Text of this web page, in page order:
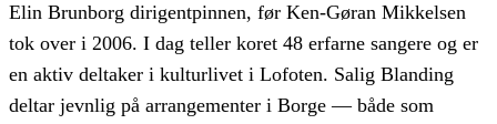
Elin Brunborg dirigentpinnen, før Ken-Gøran Mikkelsen
tok over i 2006. I dag teller koret 48 erfarne sangere og er
en aktiv deltaker i kulturlivet i Lofoten. Salig Blanding
deltar jevnlig på arrangementer i Borge — både som